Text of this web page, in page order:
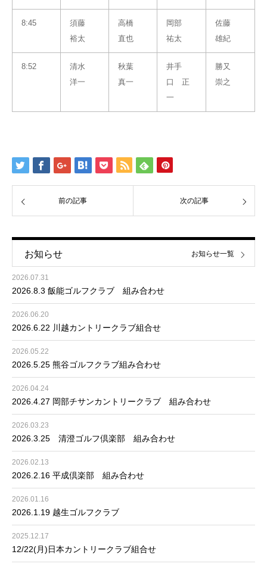
8:45
須藤
裕太
高橋
直也
岡部
祐太
佐藤
雄紀
8:52
清水
洋一
秋葉
真一
井手
口 正
一
勝又
崇之
前の記事 次の記事
お知らせ
2026.07.31
2026.8.3 飯能ゴルフクラブ 組み合わせ
2026.06.20
2026.6.22 川越カントリークラブ組合せ
2026.05.22
2026.5.25 熊谷ゴルフクラブ組み合わせ
2026.04.24
2026.4.27 岡部チサンカントリークラブ 組み合わせ
2026.03.23
2026.3.25 清澄ゴルフ倶楽部 組み合わせ
2026.02.13
2026.2.16 平成倶楽部 組み合わせ
2026.01.16
2026.1.19 越生ゴルフクラブ
2025.12.17
12/22(月)日本カントリークラブ組合せ
お知らせ一覧